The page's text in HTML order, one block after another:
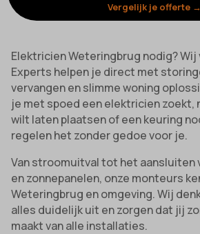
Vergelijk je offerte →
Elektricien Weteringbrug nodig? Wij
Experts helpen je direct met
vervangen en slimme woning
je met spoed een elektricien zoekt,
wilt laten plaatsen of een keuring
regelen het zonder gedoe voor je.
Van stroomuitval tot het aansluiten
en zonnepanelen, onze monteurs
Weteringbrug en omgeving. Wij
alles duidelijk uit en zorgen dat jij
maakt van alle installaties.